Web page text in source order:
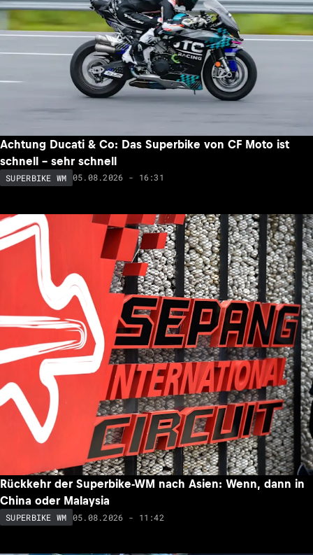
Achtung Ducati & Co: Das Superbike von CF Moto ist
schnell – sehr schnell
SUPERBIKE WM 05.08.2026 - 16:31
Rückkehr der Superbike-WM nach Asien: Wenn, dann in
China oder Malaysia
SUPERBIKE WM 05.08.2026 - 11:42